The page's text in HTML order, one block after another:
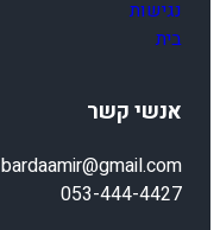
נגישות
בית
אנשי קשר
bardaamir@gmail.com
053-444-4427